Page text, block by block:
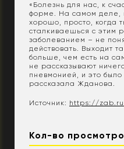
«Болезнь для нас, к
форме. На самом деле,
хорошо, просто, когда
сталкиваешься с этим
заболеванием – не
действовать. Выходит
больше, чем есть на
не рассказывают
пневмонией, и это
рассказала Жданова.
Источник: https://zab.ru
Кол-во